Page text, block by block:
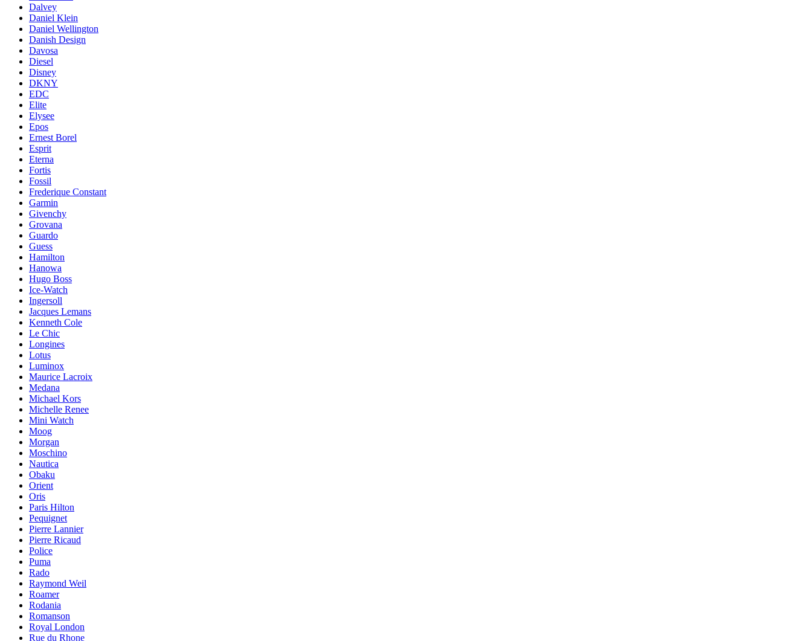
Dalvey
Daniel Klein
Daniel Wellington
Danish Design
Davosa
Diesel
Disney
DKNY
EDC
Elite
Elysee
Epos
Ernest Borel
Esprit
Eterna
Fortis
Fossil
Frederique Constant
Garmin
Givenchy
Grovana
Guardo
Guess
Hamilton
Hanowa
Hugo Boss
Ice-Watch
Ingersoll
Jacques Lemans
Kenneth Cole
Le Chic
Longines
Lotus
Luminox
Maurice Lacroix
Medana
Michael Kors
Michelle Renee
Mini Watch
Moog
Morgan
Moschino
Nautica
Obaku
Orient
Oris
Paris Hilton
Pequignet
Pierre Lannier
Pierre Ricaud
Police
Puma
Rado
Raymond Weil
Roamer
Rodania
Romanson
Royal London
Rue du Rhone